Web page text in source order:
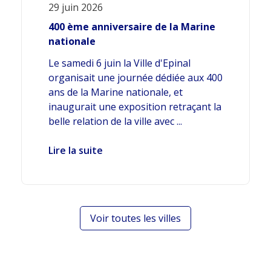
29 juin 2026
400 ème anniversaire de la Marine
nationale
Le samedi 6 juin la Ville d'Epinal
organisait une journée dédiée aux 400
ans de la Marine nationale, et
inaugurait une exposition retraçant la
belle relation de la ville avec ...
Lire la suite
Voir toutes les villes